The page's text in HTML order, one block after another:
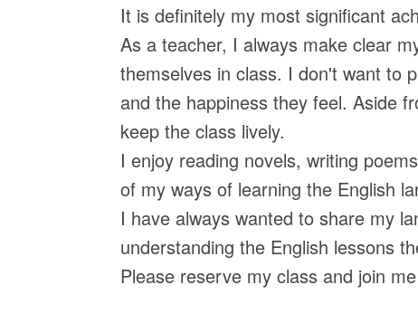
It is definitely my most significant
As a teacher, I always make clear
themselves in class. I don't want to
and the happiness they feel. Aside
keep the class lively.
I enjoy reading novels, writing
of my ways of learning the English
I have always wanted to share my
understanding the English lessons
Please reserve my class and join